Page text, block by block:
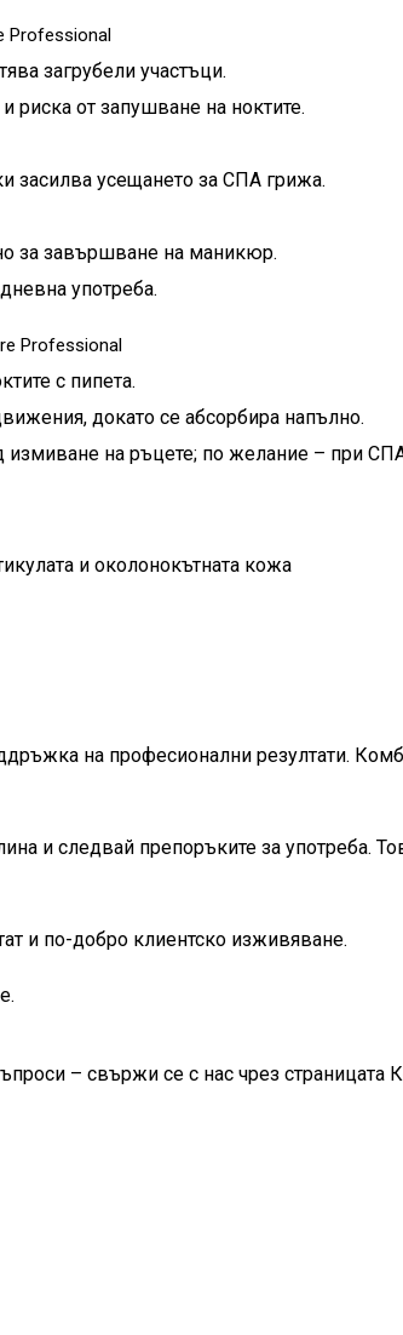
Professional
загрубели участъци.
риска от запушване на ноктите.
засилва усещането за СПА грижа.
за завършване на маникюр.
употреба.
Professional
с пипета.
докато се абсорбира напълно.
на ръцете; по желание – при
и околонокътната кожа
на професионални резултати.
и следвай препоръките за употреба.
и по-добро клиентско изживяване.
– свържи се с нас чрез страницата